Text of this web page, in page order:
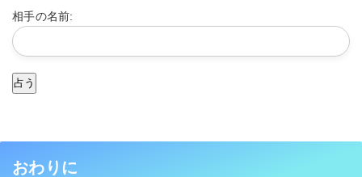
相手の名前:
占う
おわりに